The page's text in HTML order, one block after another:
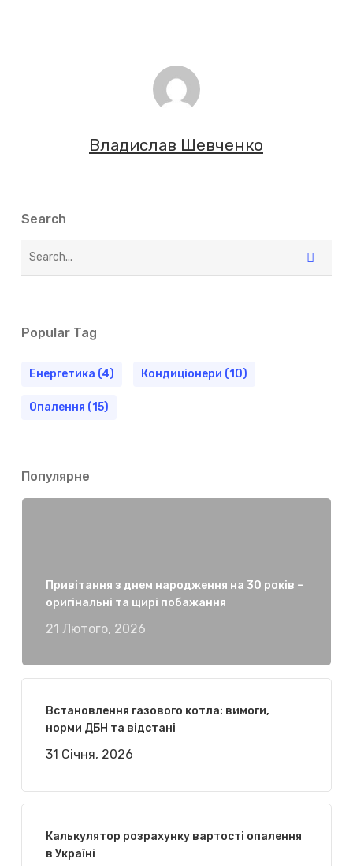
Владислав Шевченко
Search
Popular Tag
Енергетика (4) Кондиціонери (10)
Опалення (15)
Популярне
Привітання з днем народження на 30 років –
оригінальні та щирі побажання
21 Лютого, 2026
Встановлення газового котла: вимоги,
норми ДБН та відстані
31 Січня, 2026
Калькулятор розрахунку вартості опалення
в Україні